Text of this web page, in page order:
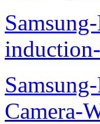
Camera-